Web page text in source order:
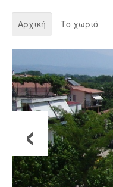
Αρχική Το χωριό
‹